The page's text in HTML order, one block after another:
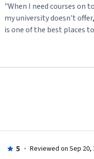
"When I need courses on
my university doesn't
is one of the best places
5 · Reviewed on Sep 20,